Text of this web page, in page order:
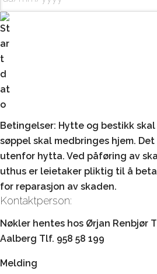
slash
YYYY
DD
MM
slash
YYYY
Betingelser: Hytte og bestikk
søppel skal medbringes hjem.
utenfor hytta. Ved påføring av
uthus er leietaker pliktig til å
for reparasjon av skaden.
Kontaktperson:
Nøkler hentes hos Ørjan Renbjør
Aalberg Tlf. 958 58 199
Melding